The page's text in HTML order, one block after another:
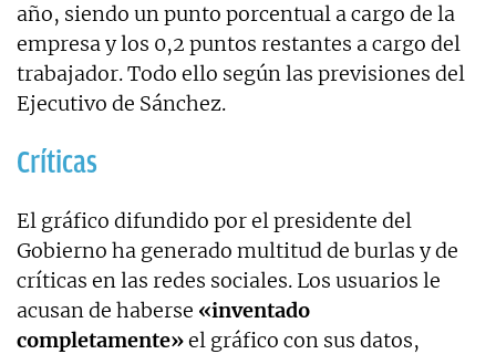
año, siendo un punto porcentual a cargo de la
empresa y los 0,2 puntos restantes a cargo del
trabajador. Todo ello según las previsiones del
Ejecutivo de Sánchez.
Críticas
El gráfico difundido por el presidente del
Gobierno ha generado multitud de burlas y de
críticas en las redes sociales. Los usuarios le
acusan de haberse «inventado
completamente»el gráfico con sus datos,